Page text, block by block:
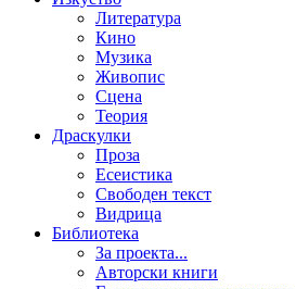
Литература
Кино
Музика
Живопис
Сцена
Теория
Драскулки
Проза
Есеистика
Свободен текст
Видрица
Библиотека
За проекта...
Авторски книги